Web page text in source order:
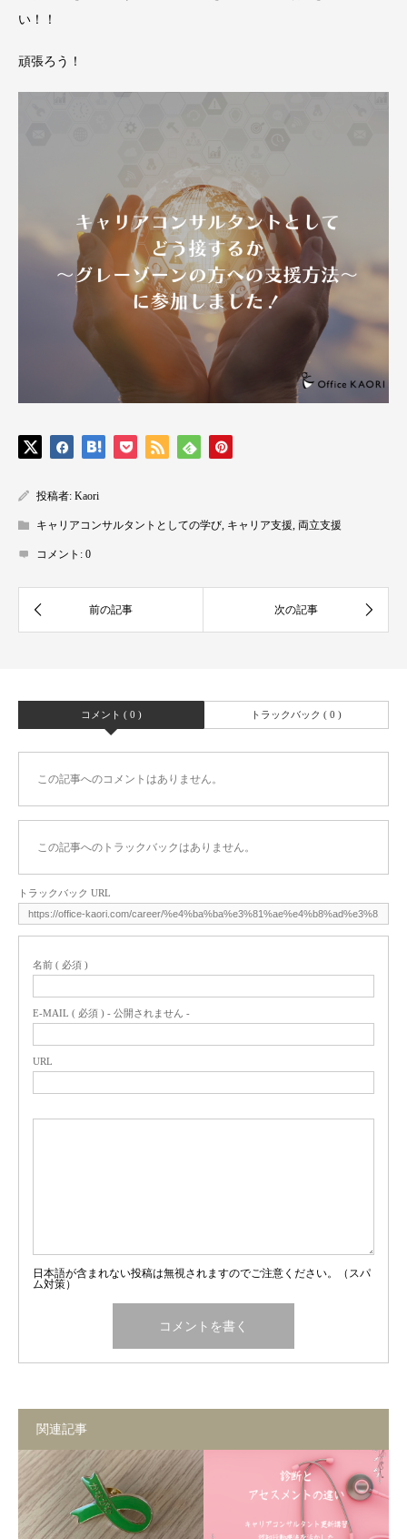
い！！
頑張ろう！
投稿者: Kaori
キャリアコンサルタントとしての学び, キャリア支援, 両立支援
コメント: 0
コメント ( 0 ) トラックバック ( 0 )
この記事へのコメントはありません。
この記事へのトラックバックはありません。
トラックバック URL
名前 ( 必須 )
E-MAIL ( 必須 ) - 公開されません -
URL
日本語が含まれない投稿は無視されますのでご注意ください。（スパ
ム対策）
関連記事